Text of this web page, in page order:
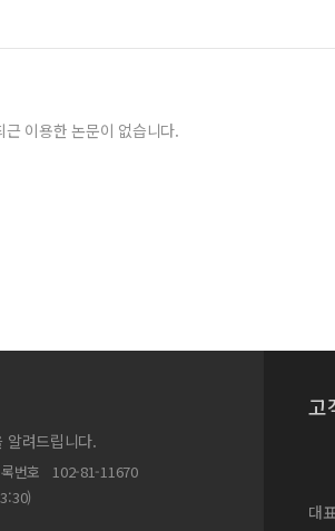
근 이용한 논문이 없습니다.
알려드립니다.
번호
102-81-11670
고
대